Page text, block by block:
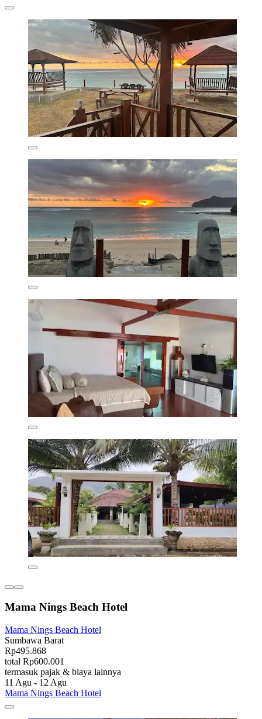
Mama Nings Beach Hotel
Mama Nings Beach Hotel
Sumbawa Barat
Rp495.868
total Rp600.001
termasuk pajak & biaya lainnya
11 Agu - 12 Agu
Mama Nings Beach Hotel